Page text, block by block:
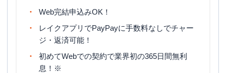
Web完結申込みOK！
レイクアプリでPayPayに手数料なしでチャー
ジ・返済可能！
初めてWebでの契約で業界初の365日間無利
息！※